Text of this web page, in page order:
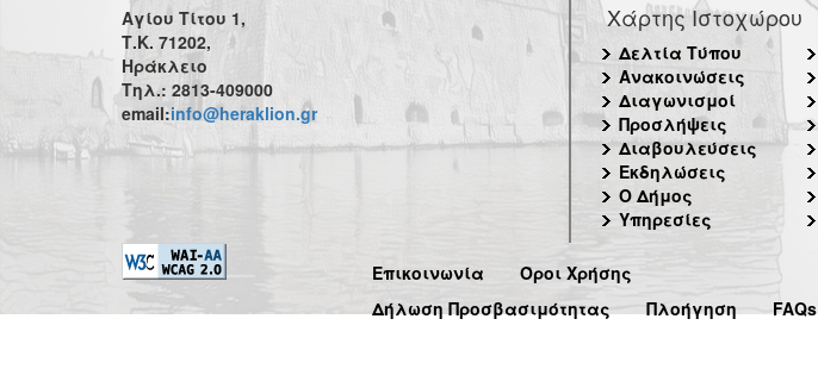
Αγίου Τίτου 1,
Τ.Κ. 71202,
Ηράκλειο
Τηλ.: 2813-409000
email:info@heraklion.gr
Χάρτης Ιστοχώρου
Δελτία Τύπου
Ανακοινώσεις
Διαγωνισμοί
Προσλήψεις
Διαβουλεύσεις
Εκδηλώσεις
Ο Δήμος
Υπηρεσίες
Επικοινωνία
Όροι Χρήσης
Δήλωση Προσβασιμότητας
Πλοήγηση FAQs